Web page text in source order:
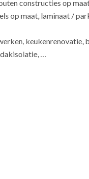
constructies op
op maat, laminaat /
keukenrenovatie,
…